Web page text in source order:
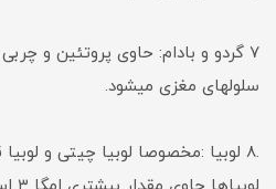
۷ گردو و بادام: حاوی پروتئین و
سلولهای مغزی میشود.
.٨ لوبيا :مخصوصا لوبیا چیتی و